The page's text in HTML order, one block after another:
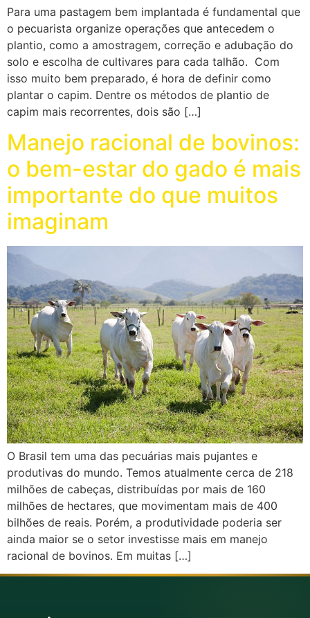
Para uma pastagem bem implantada é fundamental que
o pecuarista organize operações que antecedem o
plantio, como a amostragem, correção e adubação do
solo e escolha de cultivares para cada talhão. Com
isso muito bem preparado, é hora de definir como
plantar o capim. Dentre os métodos de plantio de
capim mais recorrentes, dois são […]
Manejo racional de bovinos:
o bem-estar do gado é mais
importante do que muitos
imaginam
O Brasil tem uma das pecuárias mais pujantes e
produtivas do mundo. Temos atualmente cerca de 218
milhões de cabeças, distribuídas por mais de 160
milhões de hectares, que movimentam mais de 400
bilhões de reais. Porém, a produtividade poderia ser
ainda maior se o setor investisse mais em manejo
racional de bovinos. Em muitas […]